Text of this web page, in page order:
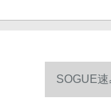
SOGUE